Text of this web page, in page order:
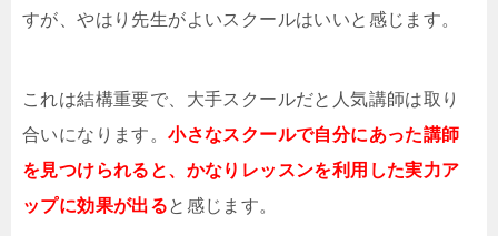
すが、やはり先生がよいスクールはいいと感じます。
これは結構重要で、大手スクールだと人気講師は取り
合いになります。小さなスクールで自分にあった講師
を見つけられると、かなりレッスンを利用した実力ア
ップに効果が出ると感じます。